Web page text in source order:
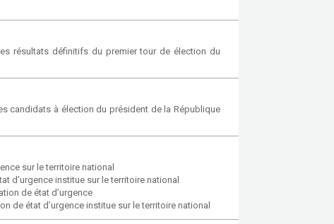
résultats définitifs du premier tour de élection du
candidats à élection du président de la République
sur le territoire national
d’urgence institue sur le territoire national
de état d’urgence
de état d’urgence institue sur le territoire national